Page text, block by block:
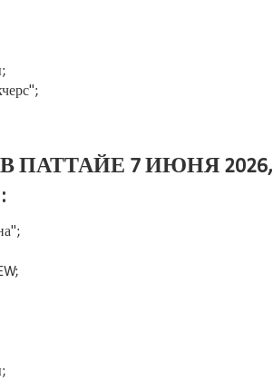
ПАТТАЙЕ 7 ИЮНЯ 2026,